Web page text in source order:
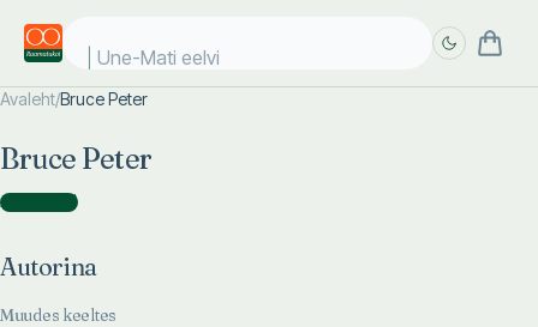
Une-Mati eelvii
Avaleht/Bruce Peter
Bruce Peter
Autorina )
Autorina
Muudes keeltes